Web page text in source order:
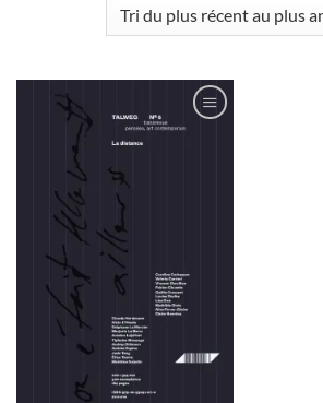
Ajouter